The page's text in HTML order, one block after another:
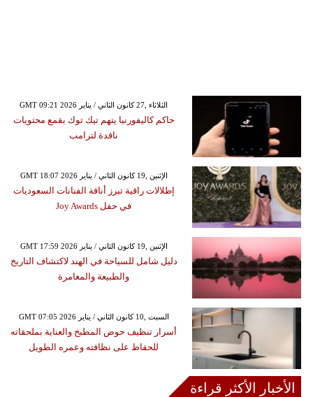
GMT 09:21 2026 الثلاثاء ,27 كانون الثاني / يناير
حاكم كاليفورنيا يتهم تيك توك بقمع محتويات
ناقدة لترامب
GMT 18:07 2026 الإثنين ,19 كانون الثاني / يناير
إطلالات راقية تبرز أناقة الفنانات السعوديات
في حفل Joy Awards
GMT 17:59 2026 الإثنين ,19 كانون الثاني / يناير
دليل شامل للسياحة في الهند لاكتشاف التاريخ
والطبيعة والمغامرة
GMT 07:05 2026 السبت ,10 كانون الثاني / يناير
أسرار تنظيف حوض المطبخ والعناية بملحقاته
للحفاظ على نظافته وعمره الطويل
الأخبار الأكثر قراءة